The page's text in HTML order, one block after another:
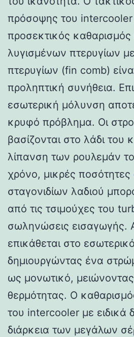
πρόσοψης του intercooler
προσεκτικός
λυγισμένων πτερυγίων
πτερυγίων (fin comb)
προληπτική συνήθεια.
εσωτερική μόλυνση
κρυφό πρόβλημα. Οι
βασίζονται στο λάδι του
λίπανση των ρουλεμάν
χρόνο, μικρές
σταγονιδίων λαδιού
από τις τσιμούχες του
σωληνώσεις εισαγωγής.
επικάθεται στο
δημιουργώντας ένα
ως μονωτικό,
θερμότητας. Ο
του intercooler με ειδικά
διάρκεια των μεγάλων